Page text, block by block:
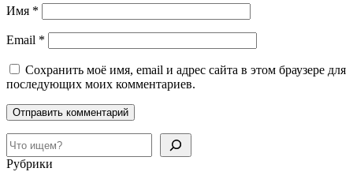
Имя *
Email *
Сохранить моё имя, email и адрес сайта в этом браузере для
последующих моих комментариев.
Поиск
Рубрики